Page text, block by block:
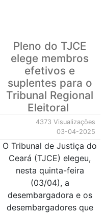
Pleno do TJCE
elege membros
efetivos e
suplentes para o
Tribunal Regional
Eleitoral
4373 Visualizações
03-04-2025
O Tribunal de Justiça do
Ceará (TJCE) elegeu,
nesta quinta-feira
(03/04), a
desembargadora e os
desembargadores que